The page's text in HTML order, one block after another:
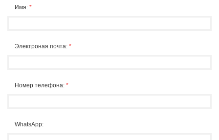
Имя: *
Электроная почта: *
Номер телефона: *
WhatsApp: